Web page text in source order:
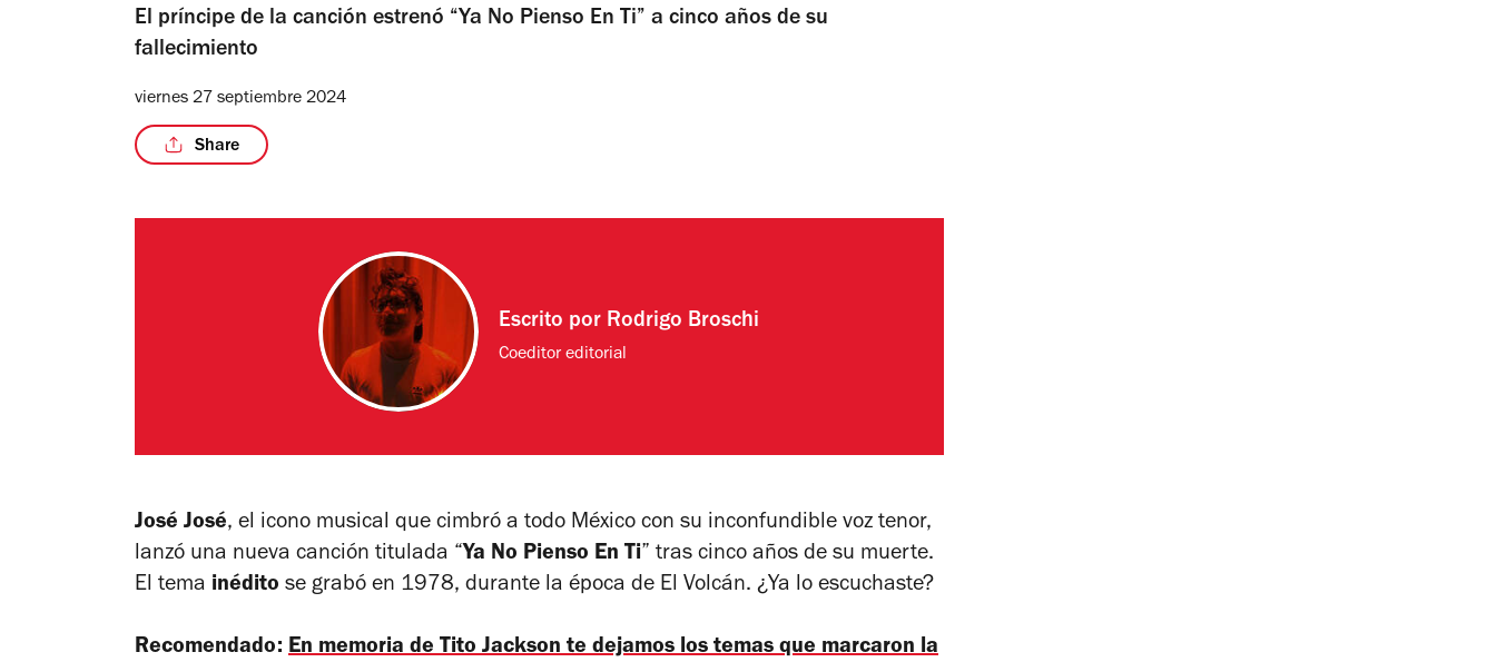
El príncipe de la canción estrenó “Ya No Pienso En Ti” a cinco años de su
fallecimiento
viernes 27 septiembre 2024
Share
Escrito por Rodrigo Broschi
Coeditor editorial
José José, el icono musical que cimbró a todo México con su inconfundible voz tenor,
lanzó una nueva canción titulada “Ya No Pienso En Ti” tras cinco años de su muerte.
El tema inédito se grabó en 1978, durante la época de El Volcán. ¿Ya lo escuchaste?
Recomendado: En memoria de Tito Jackson te dejamos los temas que marcaron la